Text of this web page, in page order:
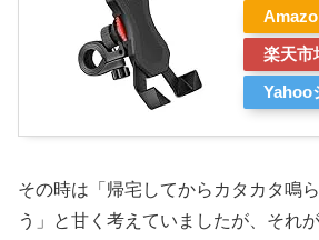
楽天市
Yahoo
その時は「帰宅してからカタカタ鳴
う」と甘く考えていましたが、それ